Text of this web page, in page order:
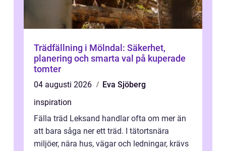
Trädfällning i Mölndal: Säkerhet,
planering och smarta val på kuperade
tomter
04 augusti 2026
Eva Sjöberg
inspiration
Fälla träd Leksand handlar ofta om mer än
att bara såga ner ett träd. I tätortsnära
miljöer, nära hus, vägar och ledningar, krävs